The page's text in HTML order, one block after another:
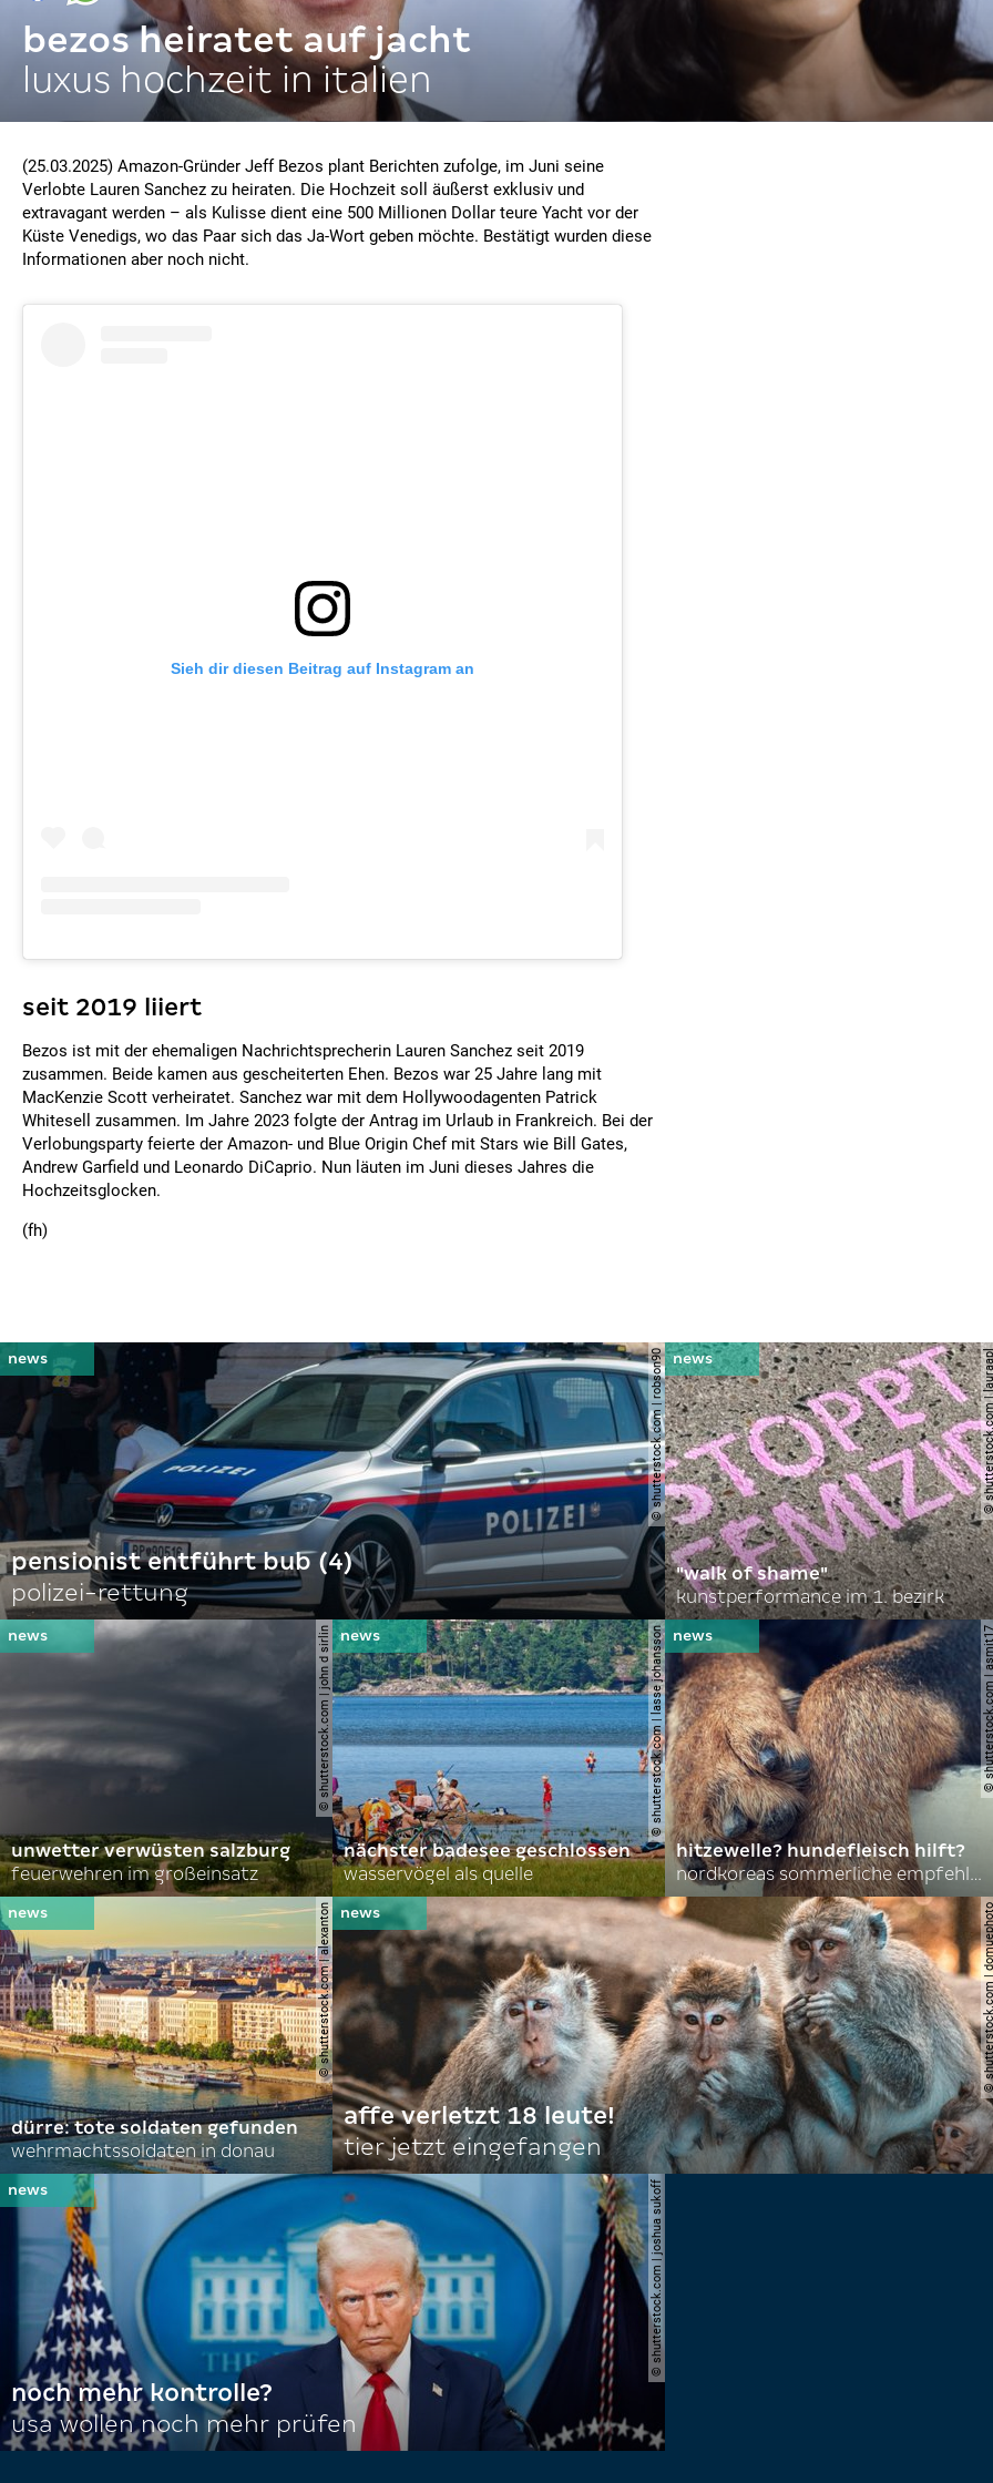
bezos heiratet auf jacht
luxus hochzeit in italien
(25.03.2025) Amazon-Gründer Jeff Bezos plant Berichten zufolge, im Juni seine
Verlobte Lauren Sanchez zu heiraten. Die Hochzeit soll äußerst exklusiv und
extravagant werden – als Kulisse dient eine 500 Millionen Dollar teure Yacht vor der
Küste Venedigs, wo das Paar sich das Ja-Wort geben möchte. Bestätigt wurden diese
Informationen aber noch nicht.
Sieh dir diesen Beitrag auf Instagram an
seit 2019 liiert
Bezos ist mit der ehemaligen Nachrichtsprecherin Lauren Sanchez seit 2019
zusammen. Beide kamen aus gescheiterten Ehen. Bezos war 25 Jahre lang mit
MacKenzie Scott verheiratet. Sanchez war mit dem Hollywoodagenten Patrick
Whitesell zusammen. Im Jahre 2023 folgte der Antrag im Urlaub in Frankreich. Bei der
Verlobungsparty feierte der Amazon- und Blue Origin Chef mit Stars wie Bill Gates,
Andrew Garfield und Leonardo DiCaprio. Nun läuten im Juni dieses Jahres die
Hochzeitsglocken.
(fh)
© shutterstock.com | robson90
pensionist entführt bub (4)
polizei-rettung
©
"walk of shame"
kunstperformance im 1. bezirk
© shutterstock.com | john d sirlin
unwetter verwüsten salzburg
feuerwehren im großeinsatz
© shutterstock.com | lasse johansson
nächster badesee geschlossen
wasservögel als quelle
©
hitzewelle? hundefleisch hilft?
nordkoreas sommerliche empfehlungen
© shutterstock.com | alexanton
dürre: tote soldaten gefunden
wehrmachtssoldaten in donau
©
affe verletzt 18 leute!
tier jetzt eingefangen
© shutterstock.com | joshua sukoff
noch mehr kontrolle?
usa wollen noch mehr prüfen